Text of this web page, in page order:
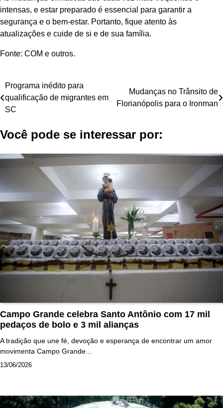
intensas, e estar preparado é essencial para garantir a
segurança e o bem-estar. Portanto, fique atento às
atualizações e cuide de si e de sua família.
Fonte: COM e outros.
Navegação
de
Programa inédito para
qualificação de migrantes em
SC
Mudanças no Trânsito de
Florianópolis para o Ironman
Você pode se interessar por:
Campo Grande celebra Santo Antônio com 17 mil
pedaços de bolo e 3 mil alianças
A tradição que une fé, devoção e esperança de encontrar um amor
movimenta Campo Grande…
13/06/2026